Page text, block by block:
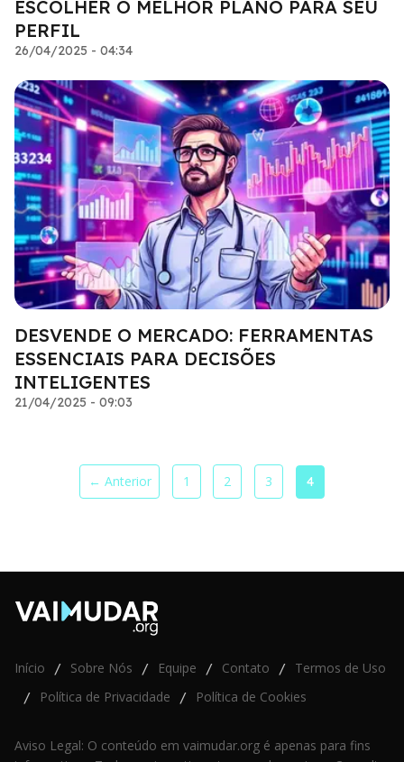
ESCOLHER O MELHOR PLANO PARA SEU
PERFIL
26/04/2025 - 04:34
DESVENDE O MERCADO: FERRAMENTAS
ESSENCIAIS PARA DECISÕES
INTELIGENTES
21/04/2025 - 09:03
← Anterior 1 2 3 4
Início / Sobre Nós / Equipe / Contato / Termos de Uso
/ Política de Privacidade / Política de Cookies
Aviso Legal: O conteúdo em vaimudar.org é apenas para fins